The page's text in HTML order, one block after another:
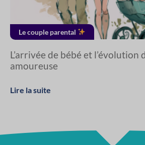
Le couple parental
L’arrivée de bébé et l’évolution
amoureuse
Lire la suite